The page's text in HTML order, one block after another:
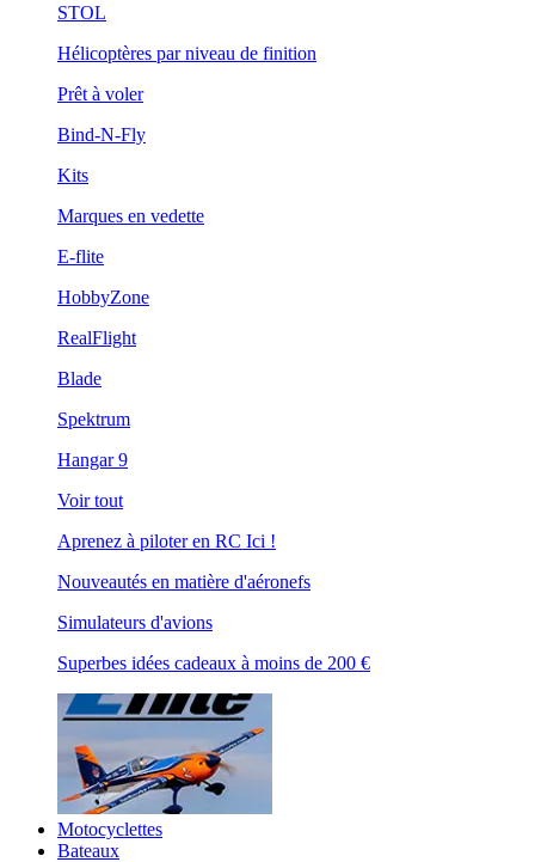
STOL
Hélicoptères par niveau de finition
Prêt à voler
Bind-N-Fly
Kits
Marques en vedette
E-flite
HobbyZone
RealFlight
Blade
Spektrum
Hangar 9
Voir tout
Aprenez à piloter en RC Ici !
Nouveautés en matière d'aéronefs
Simulateurs d'avions
Superbes idées cadeaux à moins de 200 €
Motocyclettes
Bateaux